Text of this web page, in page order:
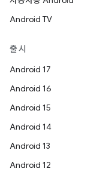
Android TV
출시
Android 17
Android 16
Android 15
Android 14
Android 13
Android 12